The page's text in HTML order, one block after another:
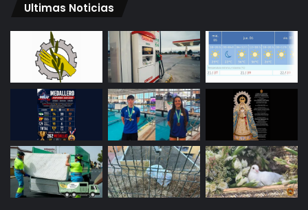
Ultimas Noticias